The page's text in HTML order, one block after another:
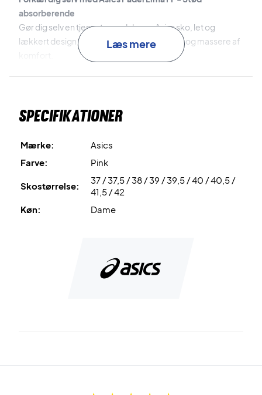
absorberende
Gør dig selv en tjeneste med denne Asics sko, let og
lækkert design, fantastisk stødabsorbering og massere af
Læs mere
Specifikationer
Mærke:
Asics
Farve:
Pink
Skostørrelse:
37 / 37,5 / 38 / 39 / 39,5 / 40 / 40,5 /
41,5 / 42
Køn:
Dame